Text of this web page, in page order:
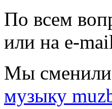
По всем
или на e-
Мы сменили
музыку